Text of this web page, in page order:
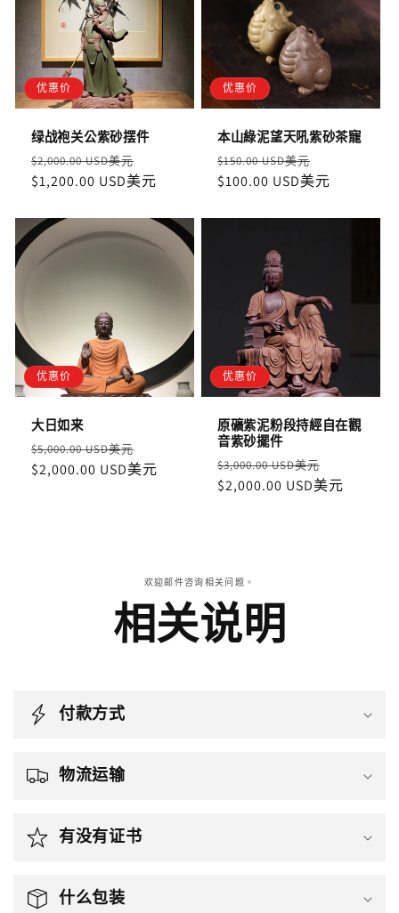
优惠价
绿战袍关公紫砂摆件
定
價
$2,000.00 USD美元
價
$1,200.00 USD美元
优惠价
本山綠泥望天吼紫砂茶寵
定
價
$150.00 USD美元
價
$100.00 USD美元
优惠价
大日如来
定
價
$5,000.00 USD美元
價
$2,000.00 USD美元
优惠价
原礦紫泥粉段持經自在觀
音紫砂擺件
定
價
$3,000.00 USD美元
價
$2,000.00 USD美元
欢迎邮件咨询相关问题。
相关说明
付款方式
物流运输
有没有证书
什么包装